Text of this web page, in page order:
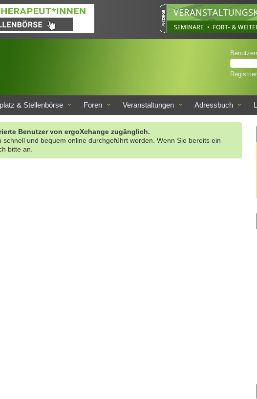
& Stellenbörse Foren Veranstaltungen Adressbuch
Benutzer von ergoXchange zugänglich.
schnell und bequem online durchgeführt werden. Wenn Sie bereits ein
bitte an.